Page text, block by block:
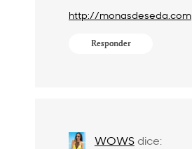
http://monasdeseda.com
Responder
WOWS dice: